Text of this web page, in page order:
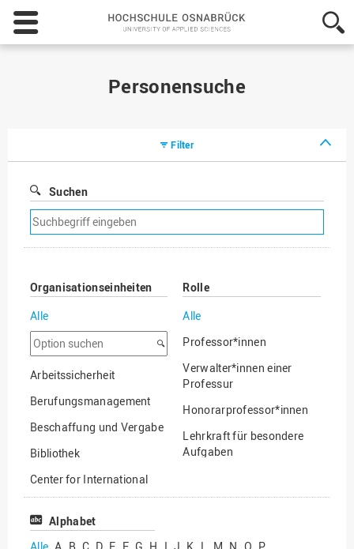
Hochschule
Osnabrück
-
Personensuche
Filter
Suchen
Suchfilter
entfernen
Organisationseinheiten
Alle
Option
suchen
Arbeitssicherheit
Berufungsmanagement
Beschaffung und Vergabe
Bibliothek
Center for International
Mobility
Center for International
Rolle
Alle
Professor*innen
Verwalter*innen einer
Professur
Honorarprofessor*innen
Lehrkraft für besondere
Aufgaben
Alphabet